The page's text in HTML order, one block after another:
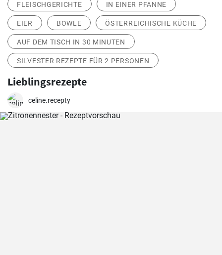
FLEISCHGERICHTE IN EINER PFANNE
EIER BOWLE ÖSTERREICHISCHE KÜCHE
AUF DEM TISCH IN 30 MINUTEN
SILVESTER REZEPTE FÜR 2 PERSONEN
Lieblingsrezepte
celine.recepty